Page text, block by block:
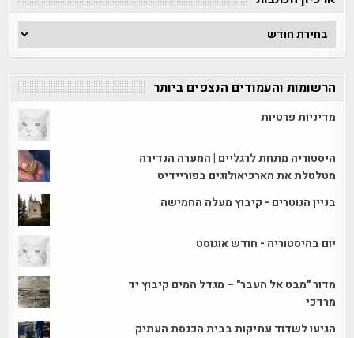
ארכיון
הכתבות
הרשומות והעמודים הנצפים ביותר
מדיניות פרטיות
היסטוריה מתחת לרגליים | המערה הנדירה
מטלטלת את הארכיאולוגים בפוריידיס
בניין הנוטרים - קיבוץ מעלה החמישה
יום בהיסטוריה - חודש אוגוסט
מדור "מבט אל העבר" – מגדל המים קיבוץ יד
מרדכי
הגיעו לשדוד עתיקות בבית הכנסת העתיק